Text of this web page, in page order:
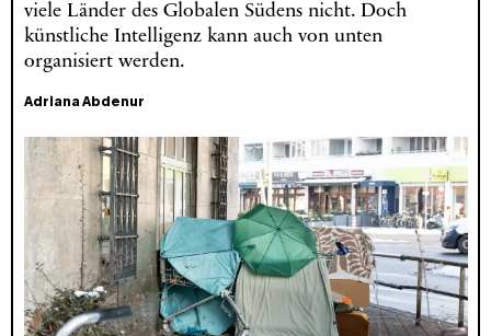
viele Länder des Globalen Südens nicht. Doch
künstliche Intelligenz kann auch von unten
organisiert werden.
Adriana Abdenur